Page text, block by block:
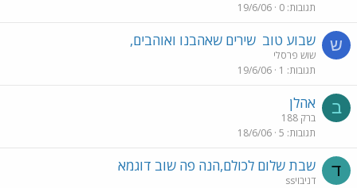
תגובות 0
19/6/06
ש שבוע טוב שירים שאהבנו ואוהבים,
שוש פרסלי
תגובות 1
19/6/06
ב אהלן
ברק 188
תגובות 5
18/6/06
ד שבת שלום לכולם,הנה פה שוב דוגמא
דניבויss